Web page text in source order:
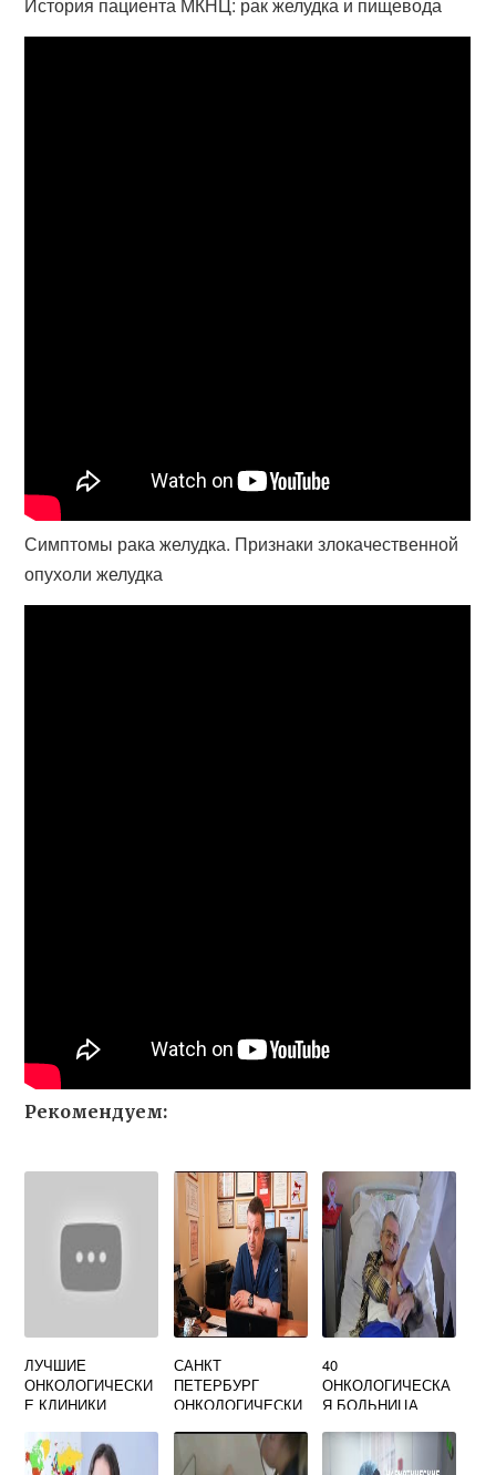
Симптомы рака желудка. Признаки злокачественной
опухоли желудка
Рекомендуем:
ЛУЧШИЕ
ОНКОЛОГИЧЕСКИ
Е КЛИНИКИ
САНКТ
ПЕТЕРБУРГ
ОНКОЛОГИЧЕСКИ
ОФИЦИАЛЬНЫЙ
40
ОНКОЛОГИЧЕСКА
Я БОЛЬНИЦА